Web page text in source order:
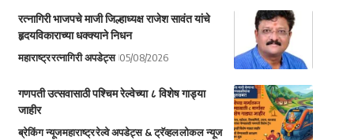
रत्नागिरी भाजपचे माजी जिल्हाध्यक्ष राजेश सावंत यांचे
हृदयविकाराच्या धक्क्याने निधन
महाराष्ट्ररत्नागिरी अपडेट्स 05/08/2026
गणपती उत्सवासाठी पश्चिम रेल्वेच्या ८ विशेष गाड्या
जाहीर
ब्रेकिंग न्यूजमहाराष्ट्ररेल्वे अपडेट्स & ट्रॅव्हललोकल न्यूज